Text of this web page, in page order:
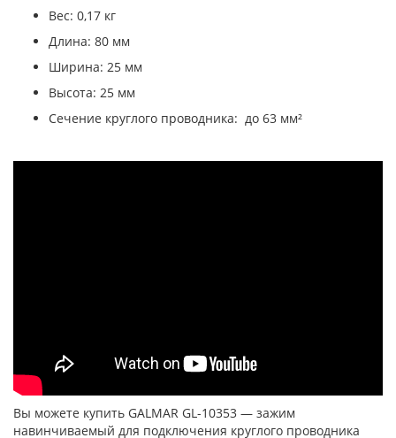
Вес: 0,17 кг
Длина: 80 мм
Ширина: 25 мм
Высота: 25 мм
Сечение круглого проводника: до 63 мм²
Вы можете купить GALMAR GL-10353 — зажим
навинчиваемый для подключения круглого проводника